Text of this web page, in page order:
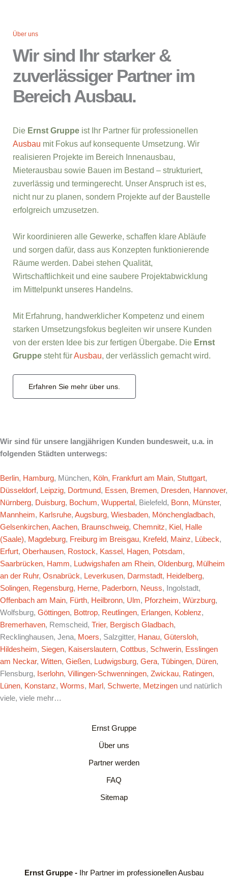
Über uns
Wir sind Ihr starker &
zuverlässiger Partner im
Bereich Ausbau.
Die Ernst Gruppe ist Ihr Partner für professionellen
Ausbau mit Fokus auf konsequente Umsetzung. Wir
realisieren Projekte im Bereich Innenausbau,
Mieterausbau sowie Bauen im Bestand – strukturiert,
zuverlässig und termingerecht. Unser Anspruch ist es,
nicht nur zu planen, sondern Projekte auf der Baustelle
erfolgreich umzusetzen.
Wir koordinieren alle Gewerke, schaffen klare Abläufe
und sorgen dafür, dass aus Konzepten funktionierende
Räume werden. Dabei stehen Qualität,
Wirtschaftlichkeit und eine saubere Projektabwicklung
im Mittelpunkt unseres Handelns.
Mit Erfahrung, handwerklicher Kompetenz und einem
starken Umsetzungsfokus begleiten wir unsere Kunden
von der ersten Idee bis zur fertigen Übergabe. Die Ernst
Gruppe steht fürAusbau, der verlässlich gemacht wird.
Erfahren Sie mehr über uns.
Wir sind für unsere langjährigen Kunden bundesweit, u.a. in
folgenden Städten unterwegs:
Berlin, Hamburg, München, Köln, Frankfurt am Main, Stuttgart,
Düsseldorf, Leipzig, Dortmund, Essen, Bremen, Dresden, Hannover,
Nürnberg, Duisburg, Bochum, Wuppertal , Bielefeld, Bonn, Münster,
Mannheim, Karlsruhe, Augsburg, Wiesbaden, Mönchengladbach,
Gelsenkirchen, Aachen, Braunschweig, Chemnitz, Kiel , Halle
(Saale), Magdeburg, Freiburg im Breisgau, Krefeld, Mainz, Lübeck,
Erfurt, Oberhausen, Rostock, Kassel , Hagen, Potsdam,
Saarbrücken, Hamm, Ludwigshafen am Rhein, Oldenburg, Mülheim
an der Ruhr, Osnabrück, Leverkusen, Darmstadt, Heidelberg,
Solingen, Regensburg, Herne, Paderborn, Neuss, Ingolstadt,
Offenbach am Main, Fürth, Heilbronn, Ulm, Pforzheim, Würzburg,
Wolfsburg, Göttingen, Bottrop, Reutlingen, Erlangen, Koblenz,
Bremerhaven, Remscheid, Trier, Bergisch Gladbach,
Recklinghausen, Jena, Moers, Salzgitter, Hanau, Gütersloh,
Hildesheim, Siegen, Kaiserslautern, Cottbus, Schwerin, Esslingen
am Neckar, Witten, Gießen, Ludwigsburg, Gera, Tübingen, Düren,
Flensburg, Iserlohn, Villingen-Schwenningen, Zwickau, Ratingen,
Lünen, Konstanz, Worms, Marl , Schwerte, Metzingen und natürlich
viele, viele mehr…
Ernst Gruppe
Über uns
Partner werden
FAQ
Sitemap
Ernst Gruppe - Ihr Partner im professionellen Ausbau